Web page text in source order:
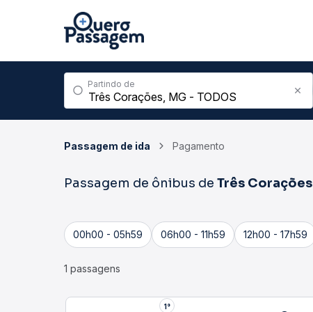
Partindo de
Passagem de ida Pagamento
Passagem de ônibus de Três Corações
00h00 - 05h59 06h00 - 11h59 12h00 - 17h59
1 passagens
2°